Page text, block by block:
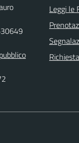
Leggi le